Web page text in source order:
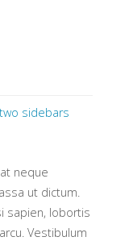
two sidebars
neque
ut dictum.
sapien, lobortis
Vestibulum